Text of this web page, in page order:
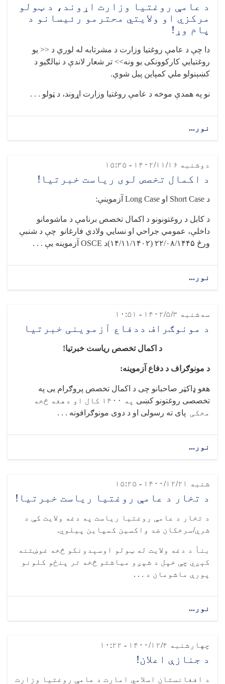
د عامې روغتیا وزارت اړوند، د ټولو
مرکزي او ولایتي محترمو رئیسانو د
پام وړ!
دا چې د عامې روغتیا وزارت د مشرتابه له لوري د << یو
روغتیايي کارکوونکی یو ونه>> تر شعار لاندې د نیالګیو د
کښېنولو ملي کمپاین پیل شوې.
نو په همدې موخه د عامې روغتیا وزارت اړوند، د ټولو . . .
نور...
دوشنبه ۱۴۰۲/۱۱/۱۶ - ۱۵:۳۵
د اکمال تخصص لوی ریاست خبرتیا!
د Short Case او Long Case آزموینې:
د کابل د روغتونونو د اکمال تخصص برنامې د ماشومانو
داخلې، عمومي جراحي او نسایي ولادي فارغانو چې د شنبې
ورځ ۲۲/۰۸/۱۴۴۵ (۱۴/۱۱/۱۴۰۲) د OSCE آزموینه یې . . .
نور...
سه‌شنبه ۱۴۰۲/۵/۳ - ۱۰:۵۱
د مونوګراف ددفاع آزموینی خبرتیا
د اکمال تخصص ریاست خبرتیا!
د مونوګراف د دفاع آزموینه:
هغو ډاکټر صاحبانو چی د اکمال تخصص پروګرام یی په
تخصصی روغتونو کښی
په ۱۴۰۰ کال او دهغه څخه
مخکی پای ته رسولی او د دوی مونوګرافونه . . .
نور...
شنبه ۱۴۰۰/۱۲/۲۱ - ۱۵:۲۵
د تخار د عامې روغتیا ریاست خبرتیا!
د تخار د عامې روغتیا ریاست په دغه ولایت کې د
شري/سرخکان ضد واکسین کمپاین پیلوي.
بنأ د دغه ولایت له ټولو اوسېدونکو څخه غوښتنه
کېږي چې خپل د شپږو میاشتو څخه تر پنځو کلونو
پورې ماشومان د . . .
نور...
چهارشنبه ۱۴۰۰/۱۲/۴ - ۱۰:۲۲
د جنازې اعلان!
د افغانستان اسلامي امارت د عامې روغتيا وزارت